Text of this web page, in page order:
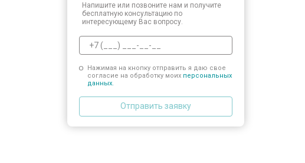
Напишите или позвоните нам и получите
бесплатную консультацию по
интересующему Вас вопросу.
Нажимая на кнопку отправить я даю свое
согласие на обработку моих персональных
данных.
Отправить заявку